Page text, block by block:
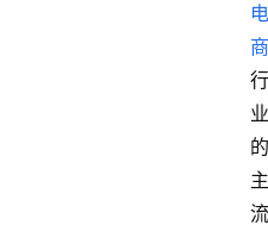
电
商
行
业
的
主
流